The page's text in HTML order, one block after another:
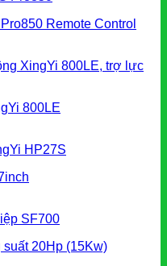
Remote Control
800LE
suất 20Hp (15Kw)